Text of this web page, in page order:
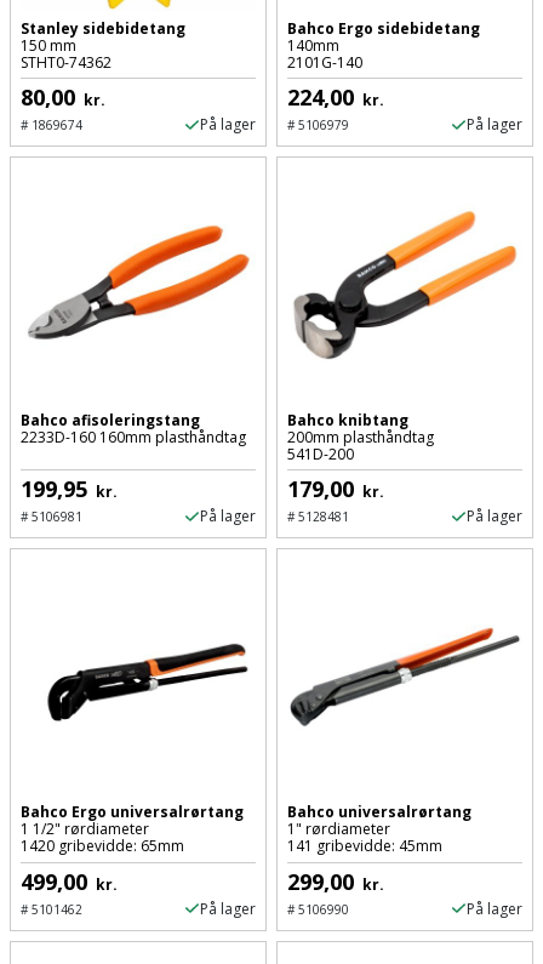
Sternbeklædning
Tag
og
tagplader
Terrasseopklodsning
Tråd
Træ
Vinduer
WinWin
Palleløfter
Polsøger
Profilsaks
Renseservietter
og
Sækkelukker
Saks
Sav
Savklinge
Skraber
Skruetrækker
Skruetvinge
Slibeartikler
Industristøvsuger
Kantfræser
Kantlimer
geringssav
Klammepistol
Klippeværktøj
Kombokit
Ligesliber
Linjelaser
Loddekolbe
Luftværktøj
Højbede
Højtaler
Hylder
Jul
Klæbesøm
Køkkenudstyr
Leg
Merchandise
Mobiltilbehør
Personlig
pleje
Plantekasser
Stanley sidebidetang
150 mm
STHT0-74362
80,00 kr.
#1869674 På lager
Bahco Ergo sidebidetang
140mm
2101G-140
224,00 kr.
#5106979 På lager
Bahco afisoleringstang
2233D-160 160mm plasthåndtag
199,95 kr.
#5106981 På lager
Bahco knibtang
200mm plasthåndtag
541D-200
179,00 kr.
#5128481 På lager
Bahco Ergo universalrørtang
1 1/2" rørdiameter
1420 gribevidde: 65mm
499,00 kr.
#5101462 På lager
Bahco universalrørtang
1" rørdiameter
141 gribevidde: 45mm
299,00 kr.
#5106990 På lager